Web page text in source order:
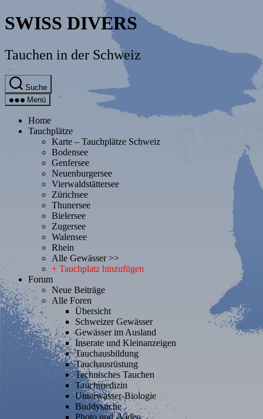
Direkt
zum
wechseln
SWISS DIVERS
Tauchen in der Schweiz
Suche
Menü
Home
Tauchplätze
Karte – Tauchplätze Schweiz
Bodensee
Genfersee
Neuenburgersee
Vierwaldstättersee
Zürichsee
Thunersee
Bielersee
Zugersee
Walensee
Rhein
Alle Gewässer >>
+ Tauchplatz hinzufügen
Forum
Neue Beiträge
Alle Foren
Übersicht
Schweizer Gewässer
Gewässer im Ausland
Inserate und Kleinanzeigen
Tauchausbildung
Tauchausrüstung
Technisches Tauchen
Tauchmedizin
Unterwasser-Biologie
Buddysuche
Photo und -Video